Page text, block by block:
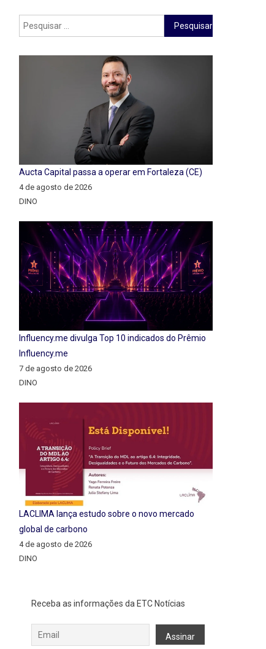
Pesquisar
por:
Aucta Capital passa a operar em Fortaleza (CE)
4 de agosto de 2026
DINO
Influency.me divulga Top 10 indicados do Prêmio
Influency.me
7 de agosto de 2026
DINO
LACLIMA lança estudo sobre o novo mercado
global de carbono
4 de agosto de 2026
DINO
Receba as informações da ETC Notícias